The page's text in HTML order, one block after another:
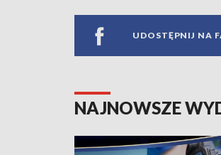
UDOSTĘPNIJ NA
NAJNOWSZE